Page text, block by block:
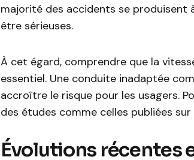
majorité des accidents se produisent
être sérieuses.
À cet égard, comprendre que la
essentiel. Une conduite inadaptée
accroître le risque pour les usagers.
des études comme celles publiées sur
Évolutions récentes